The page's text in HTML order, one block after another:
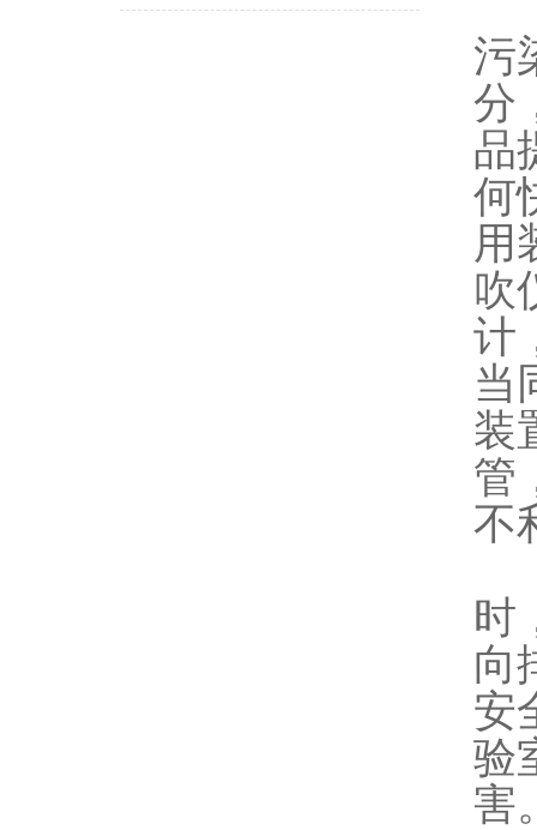
污
分
品
何
用
吹
计
当
装
管
不
时
向
安
验
害